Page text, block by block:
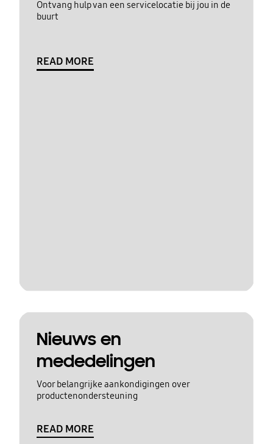
Ontvang hulp van een servicelocatie bij jou in de
buurt
READ MORE
Nieuws en
mededelingen
Voor belangrijke aankondigingen over
productenondersteuning
READ MORE